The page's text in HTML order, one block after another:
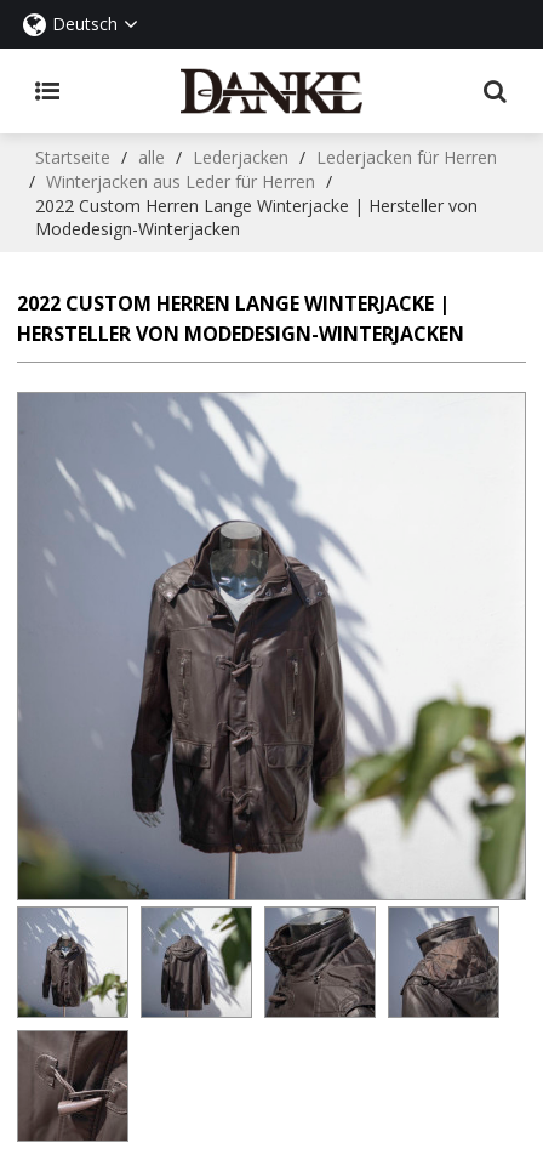
Deutsch
Startseite / alle / Lederjacken / Lederjacken für Herren
/ Winterjacken aus Leder für Herren /
2022 Custom Herren Lange Winterjacke | Hersteller von
Modedesign-Winterjacken
2022 CUSTOM HERREN LANGE WINTERJACKE |
HERSTELLER VON MODEDESIGN-WINTERJACKEN